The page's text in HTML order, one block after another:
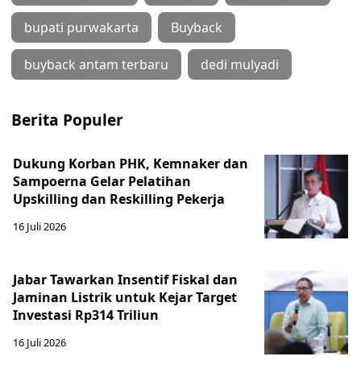
bupati purwakarta Buyback
buyback antam terbaru dedi mulyadi
Berita Populer
Dukung Korban PHK, Kemnaker dan
Sampoerna Gelar Pelatihan
Upskilling dan Reskilling Pekerja
16 Juli 2026
Jabar Tawarkan Insentif Fiskal dan
Jaminan Listrik untuk Kejar Target
Investasi Rp314 Triliun
16 Juli 2026